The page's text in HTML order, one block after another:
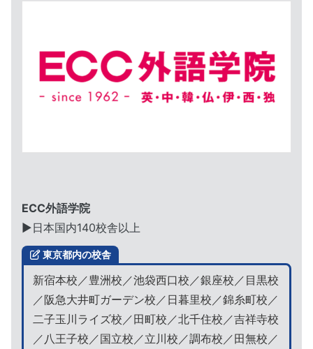
ECC外語学院
▶︎日本国内140校舎以上
東京都内の校舎
新宿本校／豊洲校／池袋西口校／銀座校／目黒校
／阪急大井町ガーデン校／日暮里校／錦糸町校／
二子玉川ライズ校／田町校／北千住校／吉祥寺校
／八王子校／国立校／立川校／調布校／田無校／